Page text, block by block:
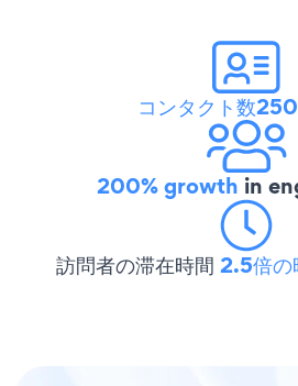
コンタクト数
200% growth in
訪問者の滞在時間 2.5倍の